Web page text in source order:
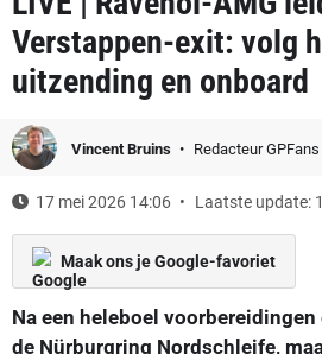
Verstappen-exit: volg
uitzending en onboard
Vincent Bruins Redacteur GPFans
17 mei 2026 14:06 Laatste update:
Maak ons je Google-favoriet
Na een heleboel voorbereidingen
de Nürburgring Nordschleife,